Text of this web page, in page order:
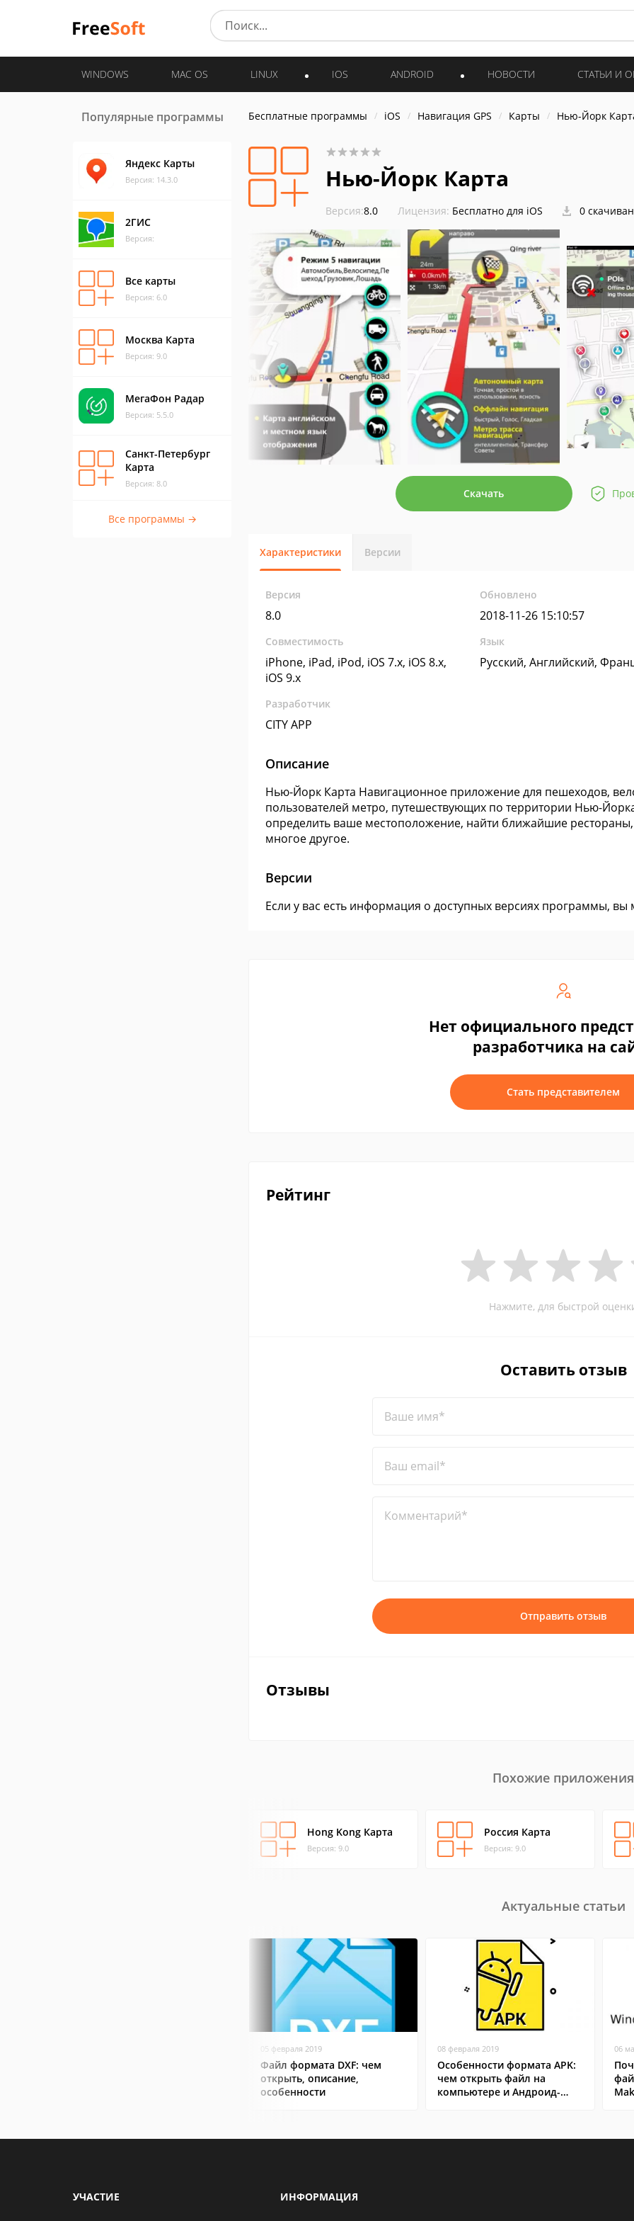
WINDOWS MAC OS LINUX IOS ANDROID НОВОСТИ СТАТЬИ И
Популярные программы
Яндекс Карты
Версия: 14.3.0
2ГИС
Версия:
Все карты
Версия: 6.0
Москва Карта
Версия: 9.0
МегаФон Радар
Версия: 5.5.0
Санкт-Петербург
Карта
Версия: 8.0
Все программы →
Бесплатные программы iOS Навигация GPS Карты Нью-Йорк
Нью-Йорк Карта
Версия:8.0 Лицензия: Бесплатно для iOS 0
Скачать
Характеристики Версии
Версия
8.0
Обновлено
2018-11-26 15:10:57
Совместимость
iPhone, iPad, iPod, iOS 7.x, iOS 8.x,
iOS 9.x
Язык
Русский, Английский,
Разработчик
CITY APP
Описание
Нью-Йорк Карта Навигационное приложение для пешеходов,
пользователей метро, путешествующих по территории Нью-
определить ваше местоположение, найти ближайшие
многое другое.
Версии
Если у вас есть информация о доступных версиях программы,
Нет официального
разработчика на
Стать представителем
Рейтинг
Нажмите, для быстрой
Оставить отзыв
Ваше имя*
Ваш email*
Комментарий*
Отправить отзыв
Отзывы
Похожие приложения
Hong Kong Карта
Версия: 9.0
Россия Карта
Версия: 9.0
Актуальные статьи
05 февраля 2019
Файл формата DXF: чем
открыть, описание,
особенности
08 февраля 2019
Особенности формата APK:
чем открыть файл на
компьютере и Андроид-
06
УЧАСТИЕ ИНФОРМАЦИЯ